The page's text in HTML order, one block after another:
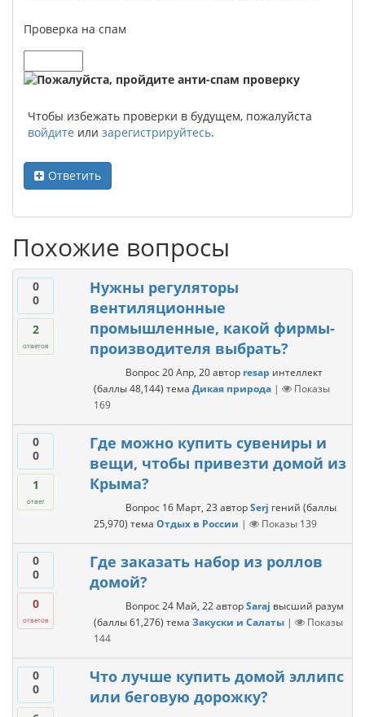
Проверка на спам
Чтобы избежать проверки в будущем, пожалуйста
войдите или зарегистрируйтесь.
Ответить
Похожие вопросы
0
0
2
ответов
Нужны регуляторы
вентиляционные
промышленные, какой фирмы-
производителя выбрать?
Вопрос 20 Апр, 20 автор resap интеллект
(баллы48,144) тема Дикая природа |
Показы
169
0
0
1
ответ
Где можно купить сувениры и
вещи, чтобы привезти домой из
Крыма?
Вопрос 16 Март, 23 авторSerj гений (баллы
25,970) тема Отдых в России | Показы 139
0
0
0
ответов
Где заказать набор из роллов
домой?
Вопрос 24 Май, 22 авторSaraj высший разум
(баллы61,276) тема Закуски и Салаты |
Показы
144
0
0
Что лучше купить домой эллипс
или беговую дорожку?